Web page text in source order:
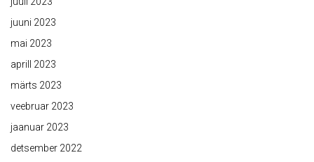
juuni 2023
mai 2023
aprill 2023
märts 2023
veebruar 2023
jaanuar 2023
detsember 2022